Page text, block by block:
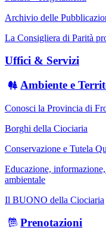
Archivio delle
La Consigliera di Parità
Uffici & Servizi
Ambiente e
Conosci la Provincia di
Borghi della Ciociaria
Conservazione e Tutela
Educazione,
ambientale
Il BUONO della Ciociaria
Prenotazioni